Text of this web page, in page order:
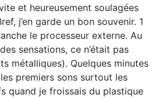
et heureusement soulagées
j’en garde un bon souvenir. 1
le processeur externe. Au
sensations, ce n’était pas
métalliques). Quelques minutes
premiers sons surtout les
quand je froissais du plastique